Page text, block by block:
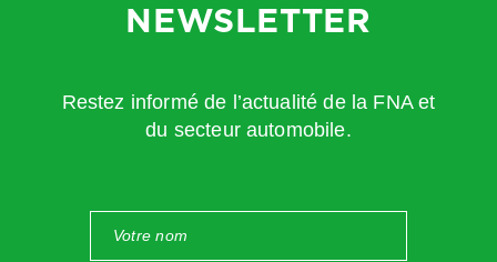
NEWSLETTER
Restez informé de l’actualité de la FNA et
du secteur automobile.